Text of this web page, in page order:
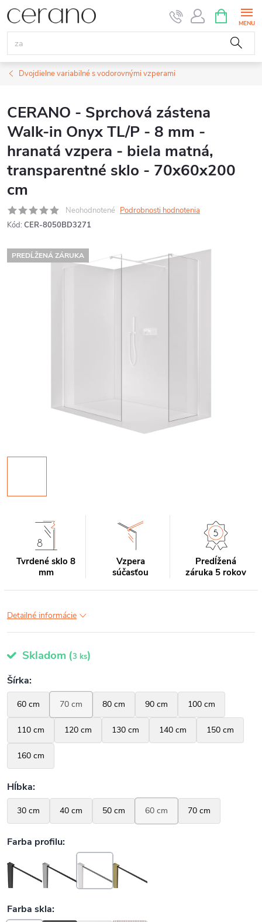
Prejsť
na
obsah
KOŠÍK
Dvojdielne variabilné s vodorovnými vzperami
CERANO - Sprchová zástena
Walk-in Onyx TL/P - 8 mm -
hranatá vzpera - biela matná,
transparentné sklo - 70x60x200
cm
Neohodnotené Podrobnosti hodnotenia
Kód: CER-8050BD3271
PREDĹŽENÁ ZÁRUKA
Tvrdené sklo 8
mm
Vzpera
súčasťou
Predĺžená
záruka 5 rokov
Detailné informácie
Skladom (3 ks)